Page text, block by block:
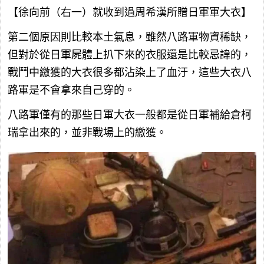
【徐向前（右一）就收到過周希漢所贈日軍軍大衣】
第二個原因則比較本土氣息，雖然八路軍物資稀缺，
但對於從日軍屍體上扒下來的衣服還是比較忌諱的，
戰鬥中繳獲的大衣很多都沾染上了血汙，這些大衣八
路軍是不會拿來自己穿的。
八路軍僅有的那些日軍大衣一般都是從日軍補給倉柯
瑞拿出來的，並非戰場上的繳獲。